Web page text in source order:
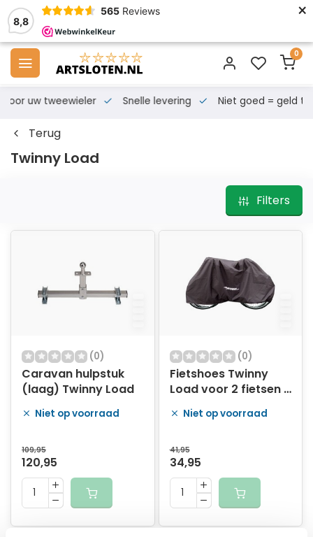
8,8
565 Reviews ×
0
voor uw tweewieler Snelle levering Niet goed = geld
Terug
Twinny Load
Filters
(0)
Caravan hulpstuk
(laag) Twinny Load
Niet op voorraad
109,95
120,95
(0)
Fietshoes Twinny
Load voor 2 fietsen -
zwart
Niet op voorraad
41,95
34,95